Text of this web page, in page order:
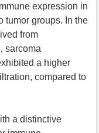
expression in
tumor groups. In the
from
sarcoma
a higher
compared to
a distinctive